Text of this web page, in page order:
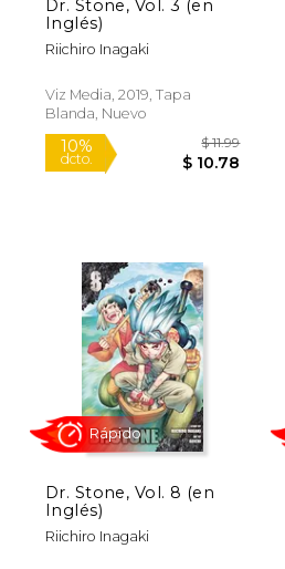
Dr. Stone, Vol. 3 (en
Inglés)
Riichiro Inagaki
Viz Media, 2019, Tapa
Blanda, Nuevo
10%
dcto.
Rápido
Dr. Stone, Vol. 8 (en
Inglés)
Riichiro Inagaki